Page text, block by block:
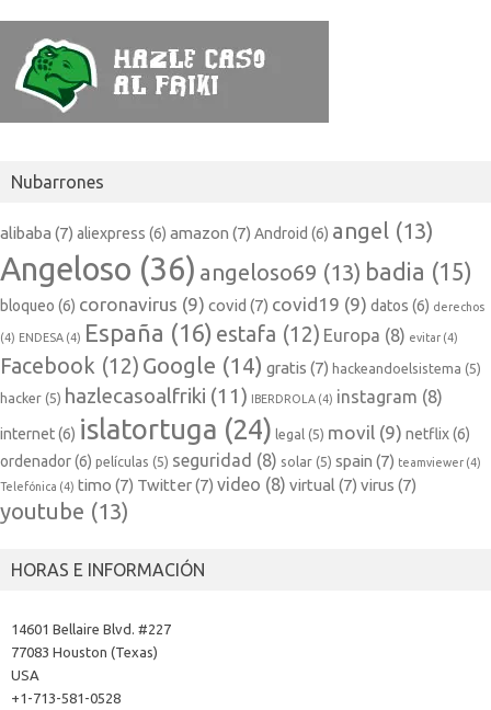
Nubarrones
alibaba (7) aliexpress (6) amazon (7) Android (6) angel (13)
Angeloso (36) angeloso69 (13) badia (15)
bloqueo (6) coronavirus (9) covid (7) covid19 (9) datos (6) derechos
(4) ENDESA (4) España (16) estafa (12) Europa (8) evitar (4)
Facebook (12) Google (14) gratis (7) hackeandoelsistema (5)
hacker (5) hazlecasoalfriki (11) IBERDROLA (4) instagram (8)
internet(6) islatortuga (24) legal (5) movil (9) netflix(6)
ordenador(6) películas (5) seguridad (8) solar (5) spain (7) teamviewer (4)
Telefónica (4) timo (7) Twitter(7) video (8) virtual (7) virus (7)
youtube (13)
HORAS E INFORMACIÓN
14601 Bellaire Blvd. #227
77083 Houston (Texas)
USA
+1-713-581-0528